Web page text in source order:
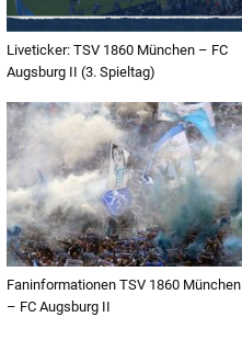
Liveticker: TSV 1860 München – FC
Augsburg II (3. Spieltag)
Faninformationen TSV 1860 München
– FC Augsburg II